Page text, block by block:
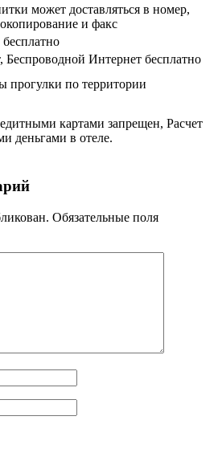
может доставляться в номер,
и факс
Беспроводной Интернет бесплатно
прогулки по территории
картами запрещен, Расчет
деньгами в отеле.
Обязательные поля